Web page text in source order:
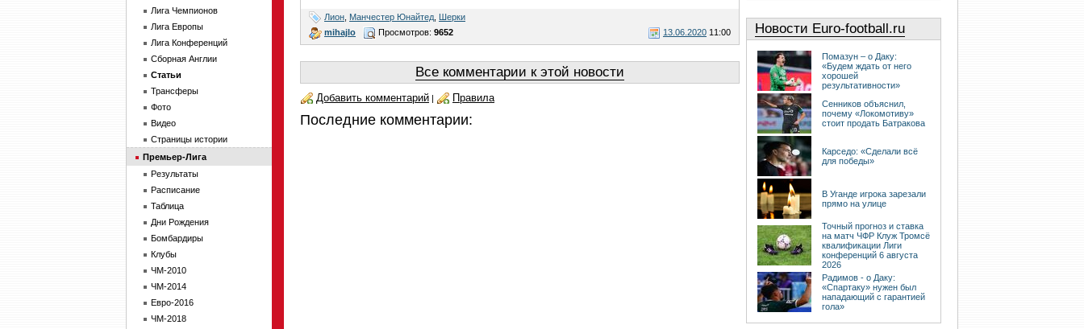
Лион Манчестер Юнайтед Шерки
mihajlo
13.06.2020 11:00
Просмотров: 9652
Все комментарии к этой новости
Добавить комментарий | Правила
Последние комментарии:
Новости Euro-football.ru
Помазун – о Даку:
«Будем ждать от него
хорошей
результативности»
Сенников объяснил,
почему «Локомотиву»
стоит продать Батракова
Карседо: «Сделали всё
для победы»
В Уганде игрока зарезали
прямо на улице
Точный прогноз и ставка
на матч ЧФР Клуж Тромсё
квалификации Лиги
конференций 6 августа
2026
Радимов - о Даку:
«Спартаку» нужен был
нападающий с гарантией
гола»
Лига Чемпионов
Лига Европы
Лига Конференций
Сборная Англии
Статьи
Трансферы
Фото
Видео
Страницы истории
Премьер-Лига
Результаты
Расписание
Таблица
Дни Рождения
Бомбардиры
Клубы
ЧМ-2010
ЧМ-2014
Евро-2016
ЧМ-2018